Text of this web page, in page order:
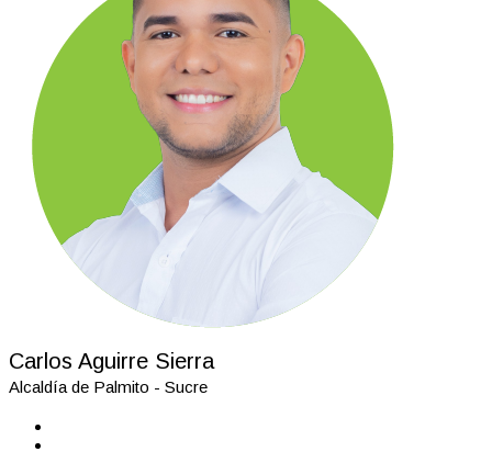
Carlos Aguirre Sierra
Alcaldía de Palmito - Sucre